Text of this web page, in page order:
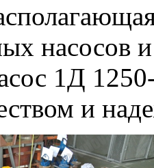
насосов
1Д
и